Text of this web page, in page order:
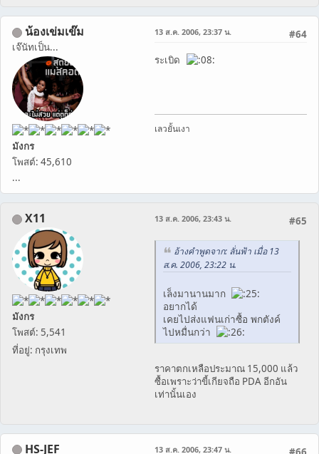
น้องเข่มเข๊ม
เจ๊นัทเป็น...
มังกร
โพสต์: 45,610
...
#64
13 ส.ค. 2006, 23:37 น.
ระเบิด
เลวยั้นเงา
X11
มังกร
โพสต์: 5,541
ที่อยู่: กรุงเทพ
#65
13 ส.ค. 2006, 23:43 น.
อ้างคำพูดจาก: ลั่นฟ้า เมื่อ 13
ส.ค. 2006, 23:22 น.
เล็งมานานมาก
อยากได้
เคยไปส่งแฟนเก่าซื้อ พกตังค์
ไปหมื่นกว่า
ราคาตกเหลือประมาณ 15,000 แล้ว
ซื้อเพราะว่าขี้เกียจถือ PDA อีกอัน
เท่านั้นเอง
HS-JEF 13 ส.ค. 2006, 23:47 น.